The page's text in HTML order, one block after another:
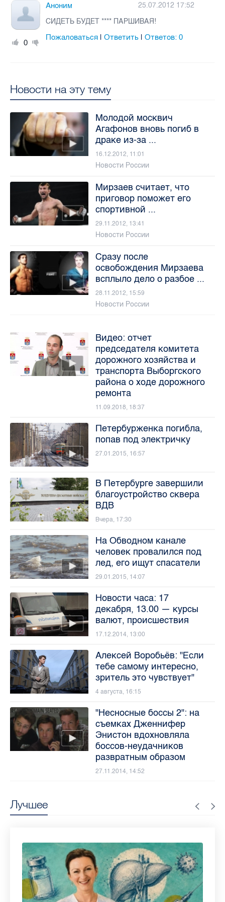
0
Аноним
25.07.2012 17:52
СИДЕТЬ БУДЕТ **** ПАРШИВАЯ!
Пожаловаться |Ответить |Ответов:0
Лучшее
Новости на эту тему
Молодой москвич
Агафонов вновь погиб в
драке из-за ...
16.12.2012, 11:01
Новости России
Мирзаев считает, что
приговор поможет его
спортивной ...
29.11.2012, 13:41
Новости России
Сразу после
освобождения Мирзаева
всплыло дело о разбое ...
28.11.2012, 15:59
Новости России
Видео: отчет
председателя комитета
дорожного хозяйства и
транспорта Выборгского
района о ходе дорожного
ремонта
11.09.2018, 18:37
Петербурженка погибла,
попав под электричку
27.01.2015, 16:57
В Петербурге завершили
благоустройство сквера
ВДВ
Вчера, 17:30
На Обводном канале
человек провалился под
лед, его ищут спасатели
29.01.2015, 14:07
Новости часа: 17
декабря, 13.00 — курсы
валют, происшествия
17.12.2014, 13:00
Алексей Воробьёв: "Если
тебе самому интересно,
зритель это чувствует"
4 августа, 16:15
"Несносные боссы 2": на
съемках Дженнифер
Энистон вдохновляла
боссов-неудачников
развратным образом
27.11.2014, 14:52